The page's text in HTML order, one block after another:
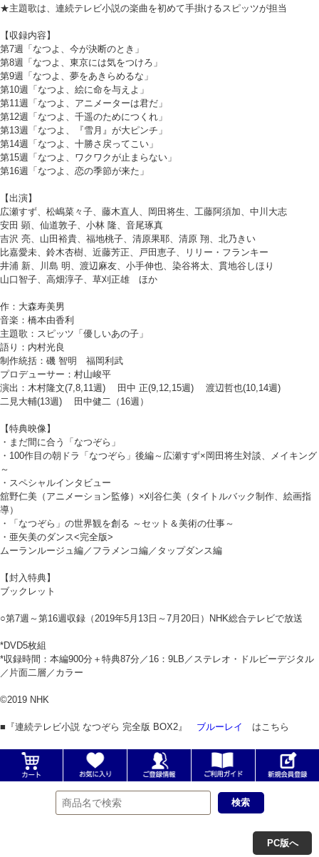
★主題歌は、連続テレビ小説の楽曲を初めて手掛けるスピッツが担当
【収録内容】
第7週「なつよ、今が決断のとき」
第8週「なつよ、東京には気をつけろ」
第9週「なつよ、夢をあきらめるな」
第10週「なつよ、絵に命を与えよ」
第11週「なつよ、アニメーターは君だ」
第12週「なつよ、千遥のためにつくれ」
第13週「なつよ、『雪月』が大ピンチ」
第14週「なつよ、十勝さ戻ってこい」
第15週「なつよ、ワクワクが止まらない」
第16週「なつよ、恋の季節が来た」
【出演】
広瀬すず、松嶋菜々子、藤木直人、岡田将生、工藤阿須加、中川大志
安田 顕、仙道敦子、小林 隆、音尾琢真
吉沢 亮、山田裕貴、福地桃子、清原果耶、清原 翔、北乃きい
比嘉愛未、鈴木杏樹、近藤芳正、戸田恵子、リリー・フランキー
井浦 新、川島 明、渡辺麻友、小手伸也、染谷将太、貫地谷しほり
山口智子、高畑淳子、草刈正雄 ほか
作：大森寿美男
音楽：橋本由香利
主題歌：スピッツ「優しいあの子」
語り：内村光良
制作統括：磯 智明 福岡利武
プロデューサー：村山峻平
演出：木村隆文(7,8,11週) 田中 正(9,12,15週) 渡辺哲也(10,14週)
二見大輔(13週) 田中健二（16週）
【特典映像】
・まだ間に合う「なつぞら」
・100作目の朝ドラ「なつぞら」後編～広瀬すず×岡田将生対談、メイキング
～
・スペシャルインタビュー
舘野仁美（アニメーション監修）×刈谷仁美（タイトルバック制作、絵画指
導）
・「なつぞら」の世界観を創る ～セット＆美術の仕事～
・亜矢美のダンス<完全版>
ムーランルージュ編／フラメンコ編／タップダンス編
【封入特典】
ブックレット
○第7週～第16週収録（2019年5月13日～7月20日）NHK総合テレビで放送
*DVD5枚組
*収録時間：本編900分＋特典87分／16：9LB／ステレオ・ドルビーデジタル
／片面二層／カラー
©2019 NHK
■『連続テレビ小説 なつぞら 完全版 BOX2』 ブルーレイ はこちら
PC版へ